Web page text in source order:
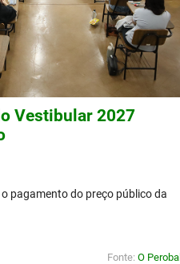
Vestibular 2027
pagamento do preço público da
Fonte: O Perobal